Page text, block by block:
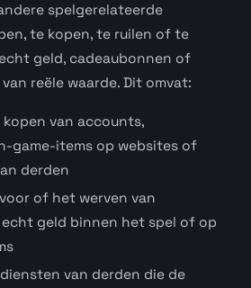
spelgerelateerde
te kopen, te ruilen of te
geld, cadeaubonnen of
reële waarde. Dit omvat:
van accounts,
game-items op websites of
derden
of het werven van
geld binnen het spel of op
van derden die de